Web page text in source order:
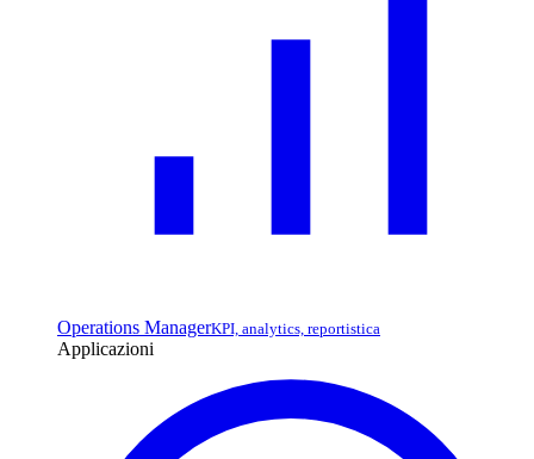
Operations ManagerKPI, analytics, reportistica
Applicazioni